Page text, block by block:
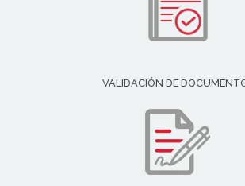
VALIDACIÓN DE